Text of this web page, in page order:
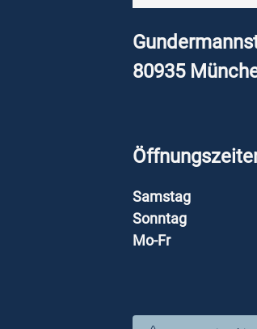
80935
Samstag
Sonntag
Mo-Fr